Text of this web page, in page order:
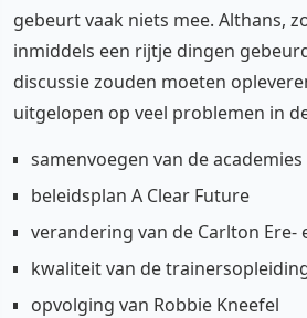
gebeurt vaak niets mee. Althans,
inmiddels een rijtje dingen
discussie zouden moeten
uitgelopen op veel problemen in
samenvoegen van de academies
beleidsplan A Clear Future
verandering van de Carlton Ere-
kwaliteit van de
opvolging van Robbie Kneefel